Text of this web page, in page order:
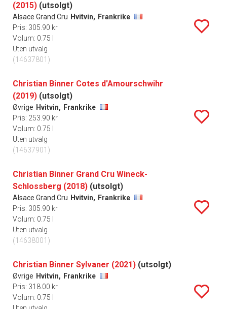
(2015) (utsolgt)
Alsace Grand Cru Hvitvin, Frankrike
Pris: 305.90 kr
Volum: 0.75 l
Uten utvalg
(14637801)
Christian Binner Cotes d'Amourschwihr
(2019) (utsolgt)
Øvrige Hvitvin, Frankrike
Pris: 253.90 kr
Volum: 0.75 l
Uten utvalg
(14637901)
Christian Binner Grand Cru Wineck-
Schlossberg (2018) (utsolgt)
Alsace Grand Cru Hvitvin, Frankrike
Pris: 305.90 kr
Volum: 0.75 l
Uten utvalg
(14638001)
Christian Binner Sylvaner (2021) (utsolgt)
Øvrige Hvitvin, Frankrike
Pris: 318.00 kr
Volum: 0.75 l